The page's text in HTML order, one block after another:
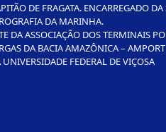
DE FRAGATA. ENCARREGADO
DA MARINHA.
DA ASSOCIAÇÃO DOS TERMINAIS
DA BACIA AMAZÔNICA – AMPORT
FEDERAL DE VIÇOSA